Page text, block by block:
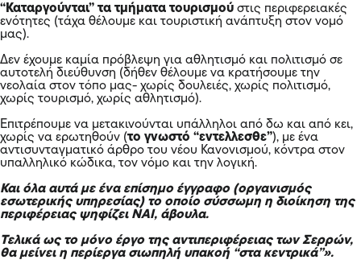
“Καταργούνται” τα τμήματα τουρισμού στις περιφερειακές
ενότητες (τάχα θέλουμε και τουριστική ανάπτυξη στον νομό
μας).
Δεν έχουμε καμία πρόβλεψη για αθλητισμό και πολιτισμό σε
αυτοτελή διεύθυνση (δήθεν θέλουμε να κρατήσουμε την
νεολαία στον τόπο μας- χωρίς δουλειές, χωρίς πολιτισμό,
χωρίς τουρισμό, χωρίς αθλητισμό).
Επιτρέπουμε να μετακινούνται υπάλληλοι από δω και από κει,
χωρίς να ερωτηθούν (το γνωστό “εντελλεσθε”), με ένα
αντισυνταγματικό άρθρο του νέου Κανονισμού, κόντρα στον
υπαλληλικό κώδικα, τον νόμο και την λογική.
Και όλα αυτά με ένα επίσημο έγγραφο (οργανισμός
εσωτερικής υπηρεσίας) το οποίο σύσσωμη η διοίκηση της
περιφέρειας ψηφίζει ΝΑΙ, άβουλα.
Τελικά ως το μόνο έργο της αντιπεριφέρειας των Σερρών,
θα μείνει η περίεργα σιωπηλή υπακοή “στα κεντρικά”».